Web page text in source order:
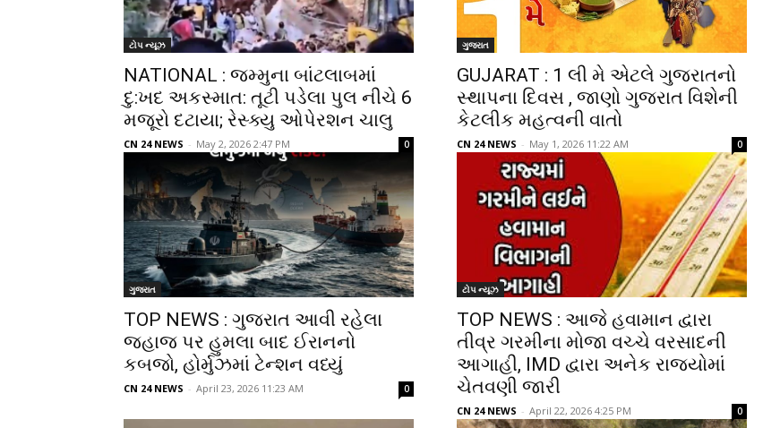
ટોપ ન્યૂઝ
NATIONAL : જમ્મુના બાંટલાબમાં
દુ:ખદ અકસ્માત: તૂટી પડેલા પુલ નીચે 6
મજૂરો દટાયા; રેસ્ક્યુ ઓપેરશન ચાલુ
CN 24 NEWS - May 2, 2026 2:47 PM 0
ગુજરાત
GUJARAT : 1 લી મે એટલે ગુજરાતનો
સ્થાપના દિવસ , જાણો ગુજરાત વિશેની
કેટલીક મહત્વની વાતો
CN 24 NEWS - May 1, 2026 11:22 AM 0
ગુજરાત
TOP NEWS : ગુજરાત આવી રહેલા
જહાજ પર હુમલા બાદ ઈરાનનો
કબજો, હોર્મુઝમાં ટેન્શન વધ્યું
CN 24 NEWS - April 23, 2026 11:23 AM 0
ટોપ ન્યૂઝ
TOP NEWS : આજે હવામાન દ્વારા
તીવ્ર ગરમીના મોજા વચ્ચે વરસાદની
આગાહી, IMD દ્વારા અનેક રાજ્યોમાં
ચેતવણી જારી
CN 24 NEWS - April 22, 2026 4:25 PM 0